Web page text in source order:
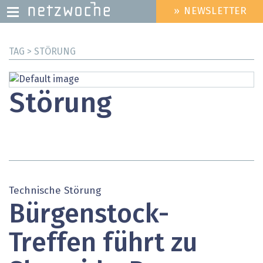
zum
HEADER
MENU
» NEWSLETTER
TAG > STÖRUNG
Störung
Technische Störung
Bürgenstock-
Treffen führt zu